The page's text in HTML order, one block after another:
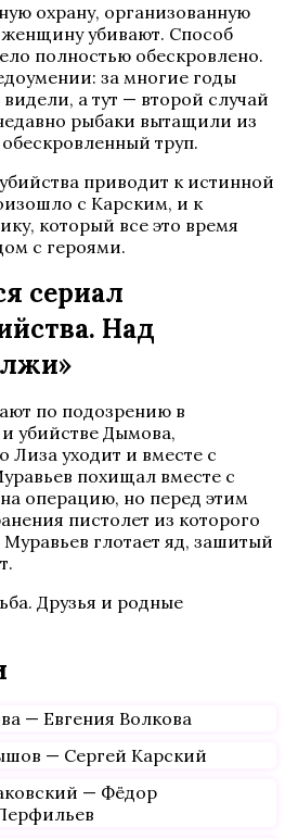
охрану, организованную
убивают. Способ
полностью обескровлено.
за многие годы
а тут — второй случай
рыбаки вытащили из
труп.
приводит к истинной
с Карским, и к
который все это время
с героями.
сериал
Над
по подозрению в
убийстве Дымова,
Лиза уходит и вместе с
похищал вместе с
операцию, но перед этим
пистолет из которого
глотает яд, зашитый
Друзья и родные
— Евгения Волкова
— Сергей Карский
— Фёдор